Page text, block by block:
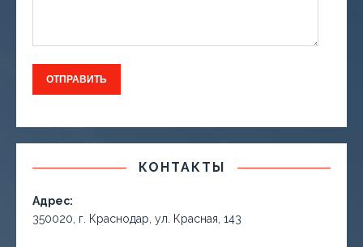
КОНТАКТЫ
Адрес:
350020, г. Краснодар, ул. Красная, 143